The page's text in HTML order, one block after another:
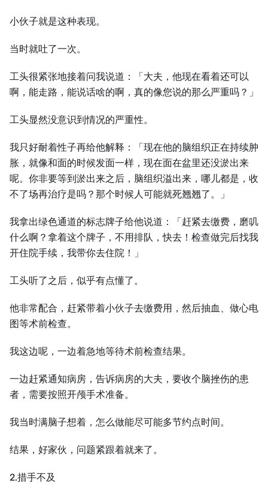
小伙子就是这种表现。
当时就吐了一次。
工头很紧张地接着问我说道：「大夫，他现在看着还可以
啊，能走路，能说话啥的啊，真的像您说的那么严重吗？」
工头显然没意识到情况的严重性。
我只好耐着性子再给他解释：「现在他的脑组织正在持续肿
胀，就像和面的时候发面一样，现在面在盆里还没淤出来
呢。你非要等到淤出来之后，脑组织溢出来，哪儿都是，收
不了场再治疗是吗？那个时候人可能就死翘翘了。」
我拿出绿色通道的标志牌子给他说道：「赶紧去缴费，磨叽
什么啊？拿着这个牌子，不用排队，快去！检查做完后找我
开住院手续，我带你去住院！」
工头听了之后，似乎有点懂了。
他非常配合，赶紧带着小伙子去缴费用，然后抽血、做心电
图等术前检查。
我这边呢，一边着急地等待术前检查结果。
一边赶紧通知病房，告诉病房的大夫，要收个脑挫伤的患
者，需要按照开颅手术准备。
我当时满脑子想着，怎么做能尽可能多节约点时间。
结果，好家伙，问题紧跟着就来了。
2.措手不及